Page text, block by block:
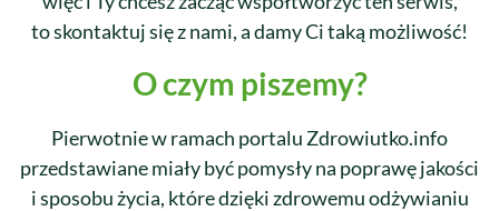
to skontaktuj się z nami, a damy Ci taką możliwość!
O czym piszemy?
Pierwotnie w ramach portalu Zdrowiutko.info
przedstawiane miały być pomysły na poprawę jakości
i sposobu życia, które dzięki zdrowemu odżywianiu